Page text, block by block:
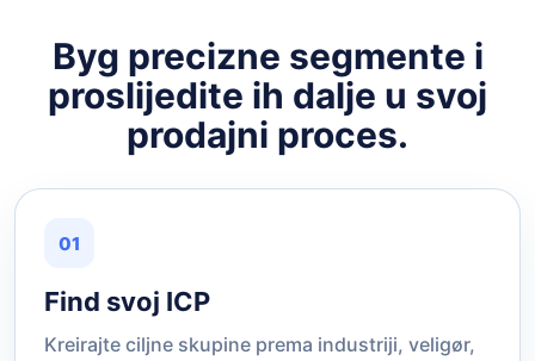
Byg precizne segmente i
proslijedite ih dalje u svoj
prodajni proces.
01
Find svoj ICP
Kreirajte ciljne skupine prema industriji, veligør,